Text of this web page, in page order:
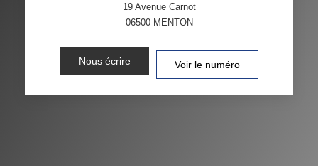
19 Avenue Carnot
06500 MENTON
Nous écrire Voir le numéro